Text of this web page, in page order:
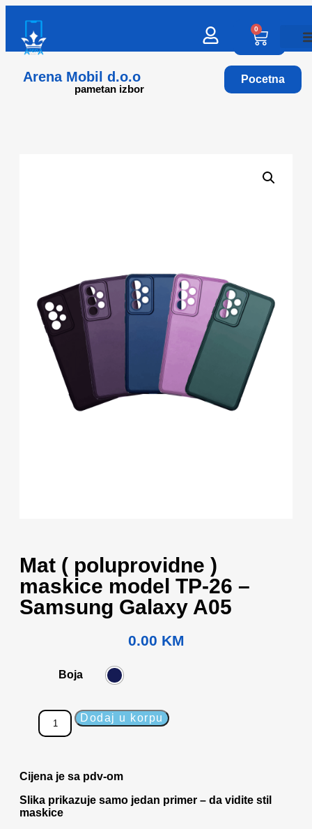
Arena Mobil d.o.o
pametan izbor
0
Pocetna
Mat ( poluprovidne )
maskice model TP-26 –
Samsung Galaxy A05
0.00 KM
Boja
Dodaj u korpu
Cijena je sa pdv-om
Slika prikazuje samo jedan primer – da vidite stil
maskice